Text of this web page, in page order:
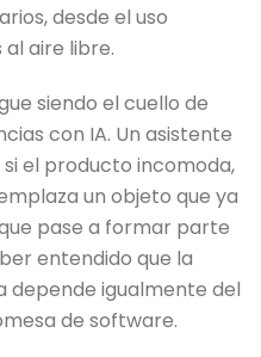
desde el uso
aire libre.
siendo el cuello de
con IA. Un asistente
el producto incomoda,
un objeto que ya
pase a formar parte
entendido que la
igualmente del
de software.